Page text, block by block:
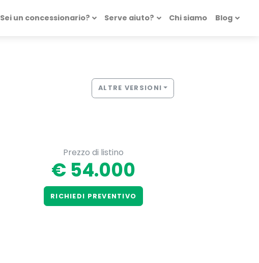
Sei un concessionario? Serve aiuto? Chi siamo Blog
ALTRE VERSIONI
Prezzo di listino
€ 54.000
RICHIEDI PREVENTIVO